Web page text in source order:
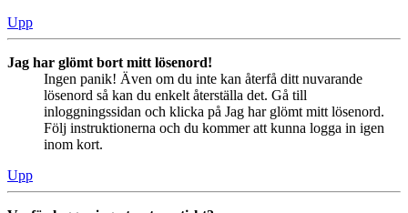
Upp
Jag har glömt bort mitt lösenord!
Ingen panik! Även om du inte kan återfå ditt nuvarande
lösenord så kan du enkelt återställa det. Gå till
inloggningssidan och klicka på Jag har glömt mitt lösenord.
Följ instruktionerna och du kommer att kunna logga in igen
inom kort.
Upp